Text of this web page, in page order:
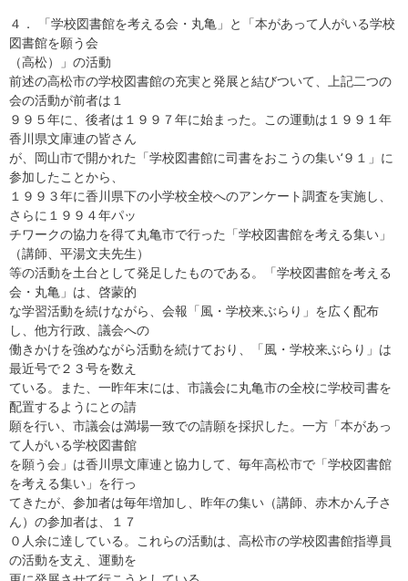
４． 「学校図書館を考える会・丸亀」と「本があって人がいる学校
図書館を願う会
（高松）」の活動
前述の高松市の学校図書館の充実と発展と結びついて、上記二つの
会の活動が前者は１
９９５年に、後者は１９９７年に始まった。この運動は１９９１年
香川県文庫連の皆さん
が、岡山市で開かれた「学校図書館に司書をおこうの集い‘９１」に
参加したことから、
１９９３年に香川県下の小学校全校へのアンケート調査を実施し、
さらに１９９４年パッ
チワークの協力を得て丸亀市で行った「学校図書館を考える集い」
（講師、平湯文夫先生）
等の活動を土台として発足したものである。「学校図書館を考える
会・丸亀」は、啓蒙的
な学習活動を続けながら、会報「風・学校来ぶらり」を広く配布
し、他方行政、議会への
働きかけを強めながら活動を続けており、「風・学校来ぶらり」は
最近号で２３号を数え
ている。また、一昨年末には、市議会に丸亀市の全校に学校司書を
配置するようにとの請
願を行い、市議会は満場一致での請願を採択した。一方「本があっ
て人がいる学校図書館
を願う会」は香川県文庫連と協力して、毎年高松市で「学校図書館
を考える集い」を行っ
てきたが、参加者は毎年増加し、昨年の集い（講師、赤木かん子さ
ん）の参加者は、１７
０人余に達している。これらの活動は、高松市の学校図書館指導員
の活動を支え、運動を